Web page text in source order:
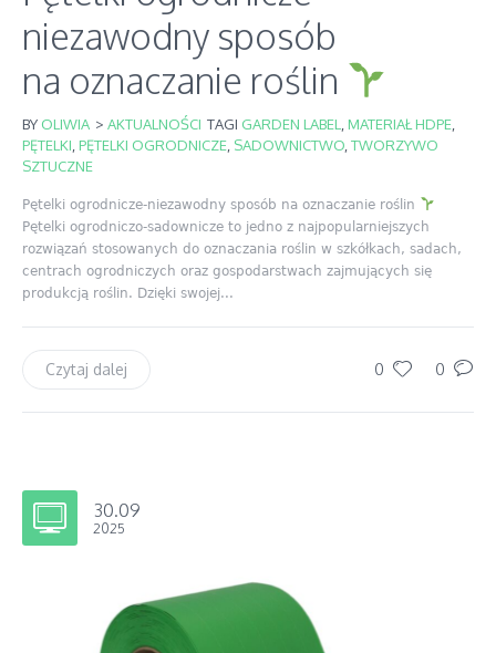
niezawodny sposób
na oznaczanie roślin
BY OLIWIA > AKTUALNOŚCI TAGI GARDEN LABEL MATERIAŁ HDPE
PĘTELKI PĘTELKI OGRODNICZE SADOWNICTWO TWORZYWO
SZTUCZNE
Pętelki ogrodnicze-niezawodny sposób na oznaczanie roślin
Pętelki ogrodniczo-sadownicze to jedno z najpopularniejszych
rozwiązań stosowanych do oznaczania roślin w szkółkach, sadach,
centrach ogrodniczych oraz gospodarstwach zajmujących się
produkcją roślin. Dzięki swojej...
0 0
Czytaj dalej
30.09
2025